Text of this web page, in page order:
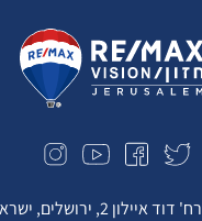
רח' דוד איילון 2, ירושלים, ישראל